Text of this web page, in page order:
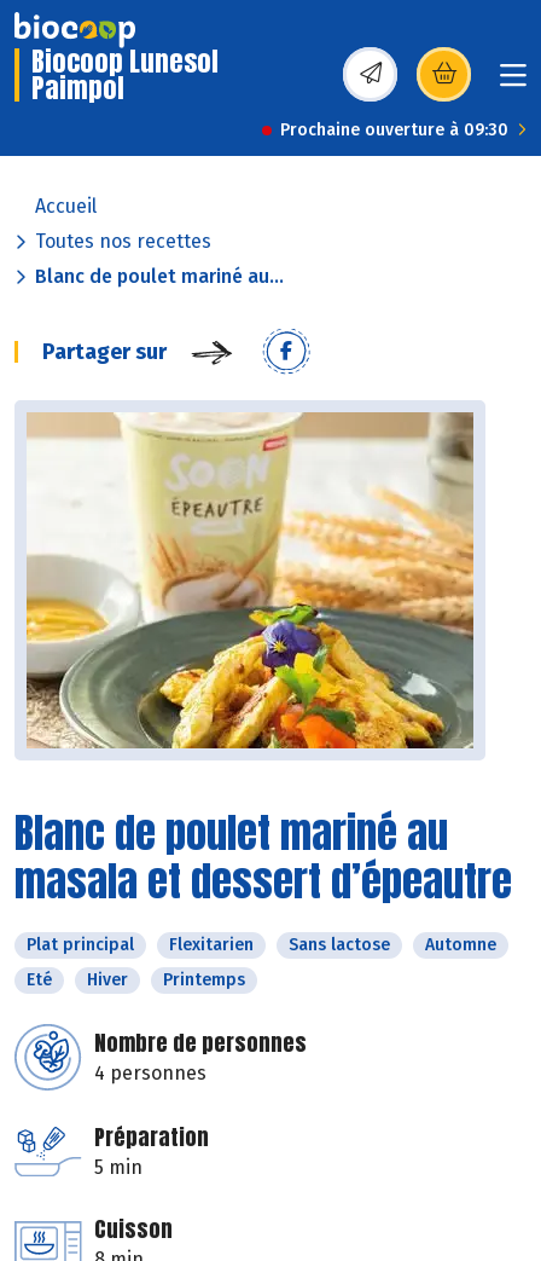
Biocoop Lunesol
Paimpol (s’ouvre dans une
Prochaine ouverture à 09:30
Accueil
Toutes nos recettes
Blanc de poulet mariné au...
Partager sur
Blanc de poulet mariné au
masala et dessert d’épeautre
Plat principal Flexitarien Sans lactose
Automne
Eté
Hiver Printemps
Nombre de personnes
4 personnes
Préparation
5 min
Cuisson